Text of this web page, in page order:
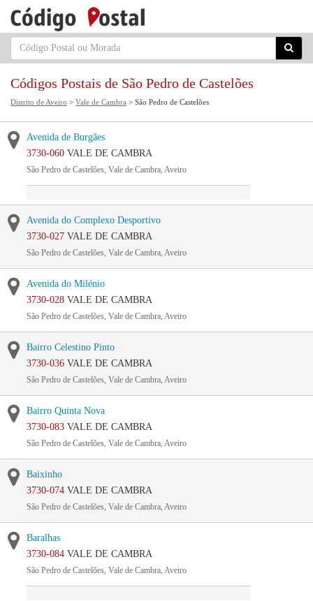
Códigos Postais de São Pedro de Castelões
Distrito de Aveiro > Vale de Cambra > São Pedro de Castelões
Avenida de Burgães
3730-060 VALE DE CAMBRA
São Pedro de Castelões, Vale de Cambra, Aveiro
Avenida do Complexo Desportivo
3730-027 VALE DE CAMBRA
São Pedro de Castelões, Vale de Cambra, Aveiro
Avenida do Milénio
3730-028 VALE DE CAMBRA
São Pedro de Castelões, Vale de Cambra, Aveiro
Bairro Celestino Pinto
3730-036 VALE DE CAMBRA
São Pedro de Castelões, Vale de Cambra, Aveiro
Bairro Quinta Nova
3730-083 VALE DE CAMBRA
São Pedro de Castelões, Vale de Cambra, Aveiro
Baixinho
3730-074 VALE DE CAMBRA
São Pedro de Castelões, Vale de Cambra, Aveiro
Baralhas
3730-084 VALE DE CAMBRA
São Pedro de Castelões, Vale de Cambra, Aveiro